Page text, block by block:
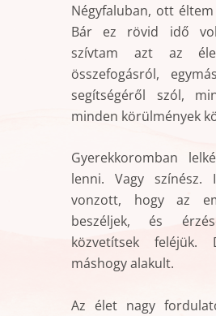
Négyfaluban, ott
Bár ez rövid idő
szívtam azt az
összefogásról,
segítségéről szól,
minden körülmények
Gyerekkoromban
lenni. Vagy színész.
vonzott, hogy az
beszéljek, és
közvetítsek feléjük.
máshogy alakult.
Az élet nagy